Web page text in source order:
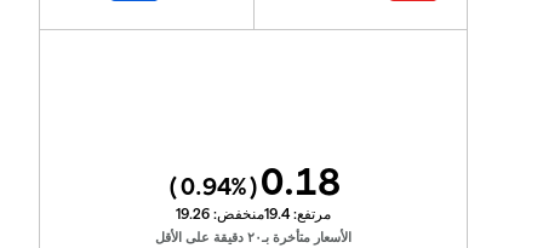
0.18
(
0.94%)
مرتفع:19.4منخفض: 19.26
الأسعار متأخرة بـ٢٠ دقيقة على الأقل